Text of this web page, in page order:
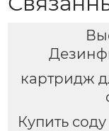
картридж
Купить соду